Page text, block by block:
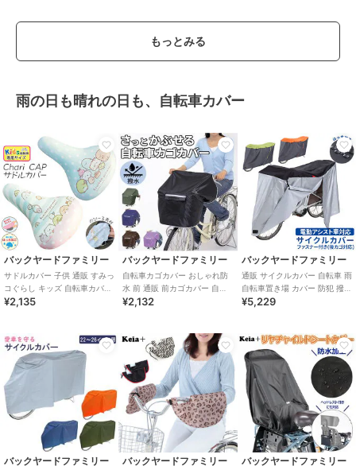
もっとみる
雨の日も晴れの日も、自転車カバー
バックヤードファミリー
サドルカバー 子供 通販 すみっ
コぐらし キッズ 自転車カバー
かわいい 子ども 子供用 女の子
¥2,135
バックヤードファミリー
自転車カゴカバー おしゃれ防
水 前 通販 前カゴカバー 自転
車 撥水 はっ水 雨 ホコリ シン
¥2,132
バックヤードファミリー
通販 サイクルカバー 自転車 雨
自転車置き場 カバー 防犯 撥水
はっ水 風飛び防止 飛ばない バ
¥5,229
バックヤードファミリー バックヤードファミリー バックヤードファミリー